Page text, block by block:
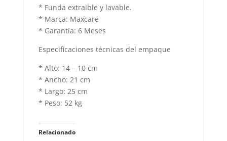
* Funda extraible y lavable.
* Marca: Maxcare
* Garantía: 6 Meses
Especificaciones técnicas del empaque
* Alto: 14 – 10 cm
* Ancho: 21 cm
* Largo: 25 cm
* Peso: 52 kg
Relacionado